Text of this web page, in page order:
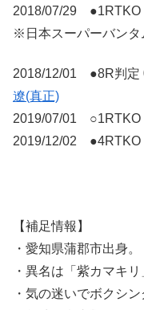
2018/07/29
※日本スーパーバンタ
2018/12/01 ●8R判定
遼(真正)
2019/07/01
2019/12/02
【補足情報】
・愛知県蒲郡市出身。
・異名は「紫カマキリ
・気の迷いでボクシン